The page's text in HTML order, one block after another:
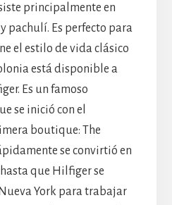
principalmente en
pachulí. Es perfecto para
el estilo de vida clásico
está disponible a
Es un famoso
se inició con el
boutique: The
se convirtió en
que Hilfiger se
York para trabajar